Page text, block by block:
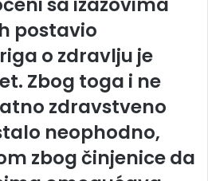
postavio
o zdravlju je
Zbog toga i ne
zdravstveno
neophodno,
zbog činjenice da